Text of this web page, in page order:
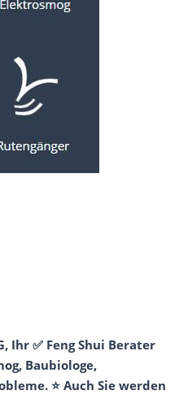
Ihr ✅ Feng Shui Berater
Baubiologe,
⭐ Auch Sie werden